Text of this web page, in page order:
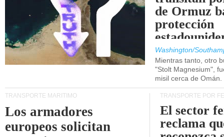
de Ormuz
protección
Washington/
Mientras tanto, otro
"Stolt Magnesium",
misil cerca de Omán.
TRANSPORTE MARÍTIMO
Los armadores
europeos solicitan
TRANSPORTE POR
El sector
reclama